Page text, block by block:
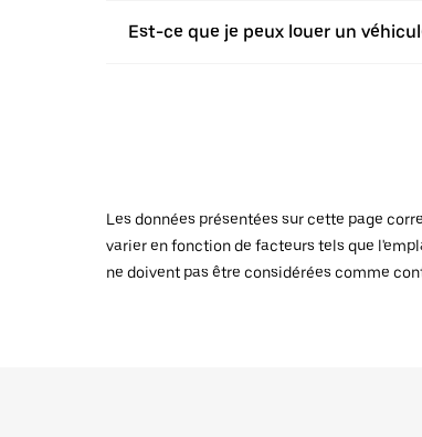
Est-ce que je peux louer un
Les données présentées sur cette page
varier en fonction de facteurs tels que
ne doivent pas être considérées comme